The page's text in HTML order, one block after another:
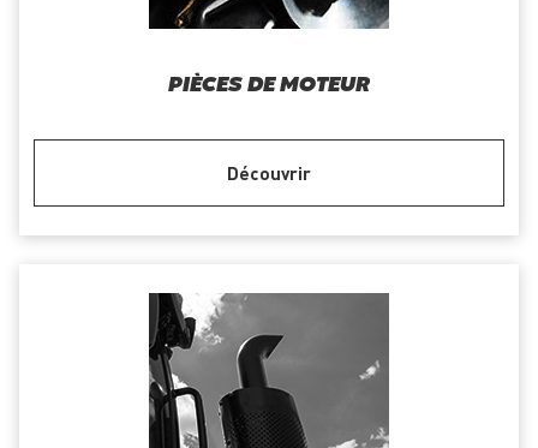
PIÈCES DE MOTEUR
Découvrir